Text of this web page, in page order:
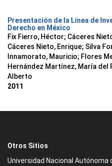
Presentación de la Línea de
Derecho en México
Fix Fierro, Héctor; Cáceres
Cáceres Nieto, Enrique; Silva
Innamorato, Mauricio; Flores
Hernández Martínez, María del
Alberto
2011
Otros Sitios
Universidad Nacional Autónoma